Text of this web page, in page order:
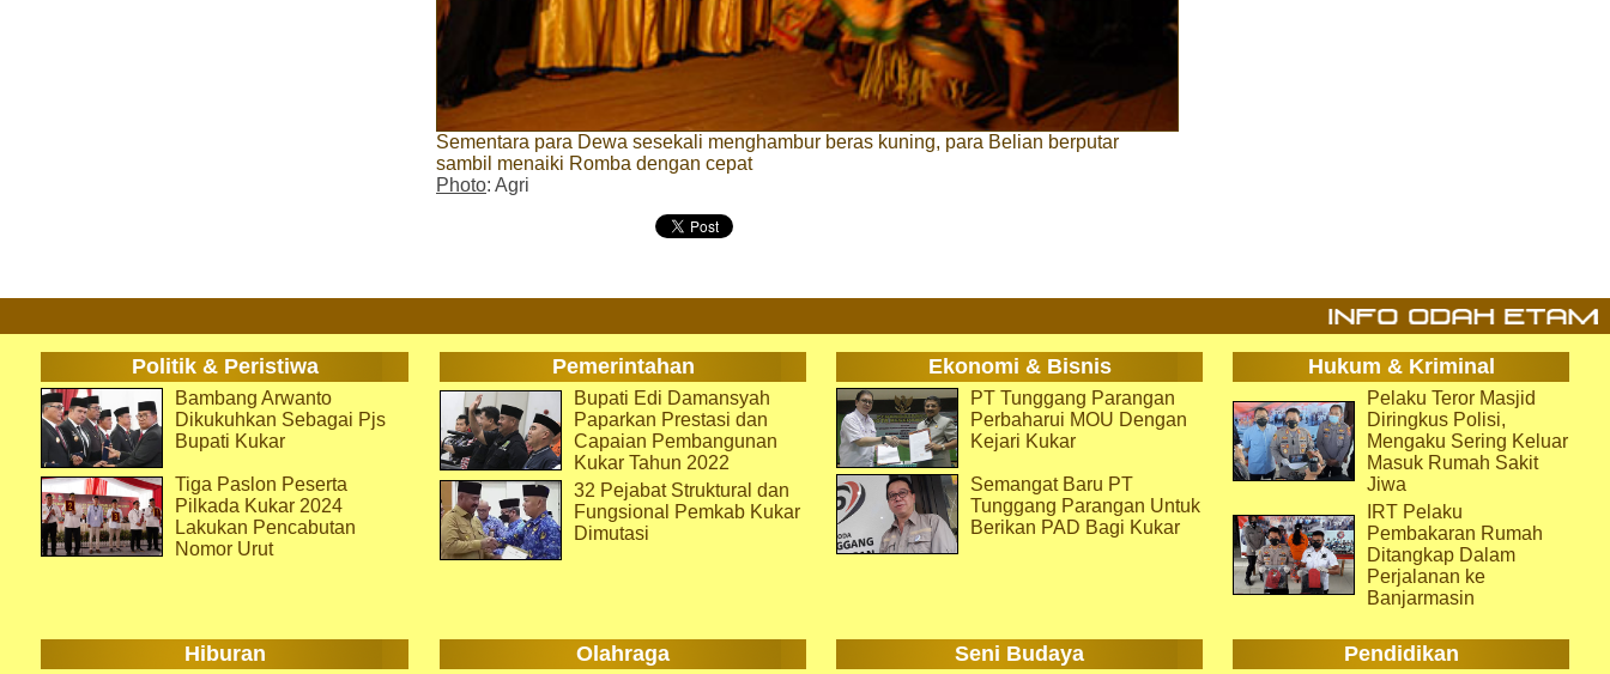
Sementara para Dewa sesekali menghambur beras kuning, para Belian berputar
sambil menaiki Romba dengan cepat
Photo: Agri
Politik & Peristiwa Pemerintahan Ekonomi & Bisnis Hukum & Kriminal
Bambang Arwanto
Dikukuhkan Sebagai Pjs
Bupati Kukar
Tiga Paslon Peserta
Pilkada Kukar 2024
Lakukan Pencabutan
Nomor Urut
Bupati Edi Damansyah
Paparkan Prestasi dan
Capaian Pembangunan
Kukar Tahun 2022
32 Pejabat Struktural dan
Fungsional Pemkab Kukar
Dimutasi
PT Tunggang Parangan
Perbaharui MOU Dengan
Kejari Kukar
Semangat Baru PT
Tunggang Parangan Untuk
Berikan PAD Bagi Kukar
Pelaku Teror Masjid
Diringkus Polisi,
Mengaku Sering Keluar
Masuk Rumah Sakit
Jiwa
IRT Pelaku
Pembakaran Rumah
Ditangkap Dalam
Perjalanan ke
Banjarmasin
Hiburan Olahraga Seni Budaya Pendidikan